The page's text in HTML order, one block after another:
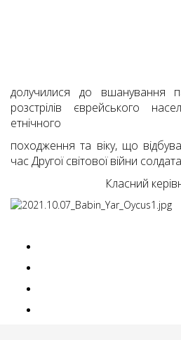
долучилися до вшанування
розстрілів єврейського
етнічного
походження та віку, що
час Другої світової війни
Класний